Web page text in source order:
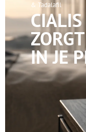
& Tadalafil
IN JE